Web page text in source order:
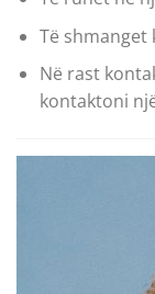
Të shmanget
Në rast
kontaktoni